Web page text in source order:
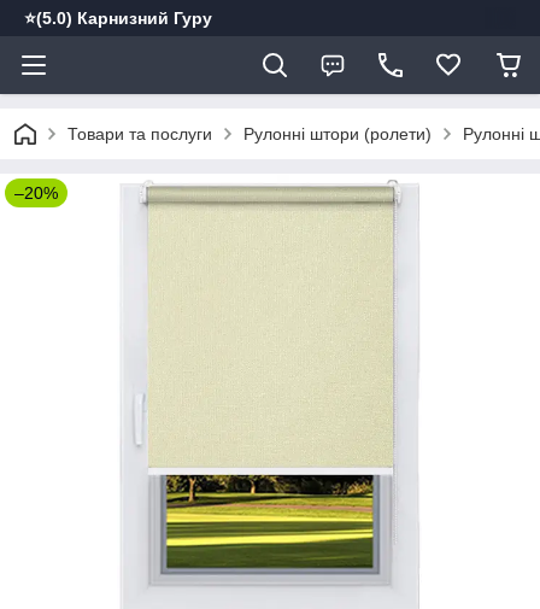
⭐️(5.0) Карнизний Гуру
Товари та послуги Рулонні штори (ролети) Рулонні
–20%